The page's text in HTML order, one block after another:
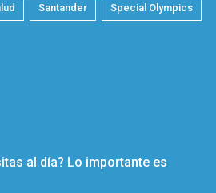
Santander Special Olympics
al día? Lo importante es